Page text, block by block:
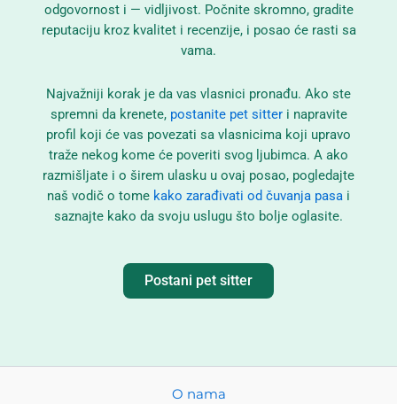
odgovornost i — vidljivost. Počnite skromno, gradite
reputaciju kroz kvalitet i recenzije, i posao će rasti sa
vama.
Najvažniji korak je da vas vlasnici pronađu. Ako ste
spremni da krenete, postanite pet sitteri napravite
profil koji će vas povezati sa vlasnicima koji upravo
traže nekog kome će poveriti svog ljubimca. A ako
razmišljate i o širem ulasku u ovaj posao, pogledajte
naš vodič o tome kako zarađivati od čuvanja pasa i
saznajte kako da svoju uslugu što bolje oglasite.
Postani pet sitter
O nama